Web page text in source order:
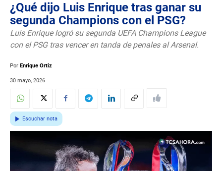
¿Qué dijo Luis Enrique tras ganar su
segunda Champions con el PSG?
Luis Enrique logró su segunda UEFA Champions League
con el PSG tras vencer en tanda de penales al Arsenal.
Por Enrique Ortiz
30 mayo, 2026
Escuchar nota